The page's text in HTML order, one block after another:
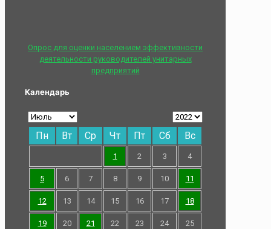
Опрос для оценки населением эффективности
деятельности руководителей унитарных
предприятий
Календарь
Пн Вт Ср Чт Пт Сб Вс
1 2 3 4
5 6 7 8 9 10 11
12 13 14 15 16 17 18
19 20 21 22 23 24 25